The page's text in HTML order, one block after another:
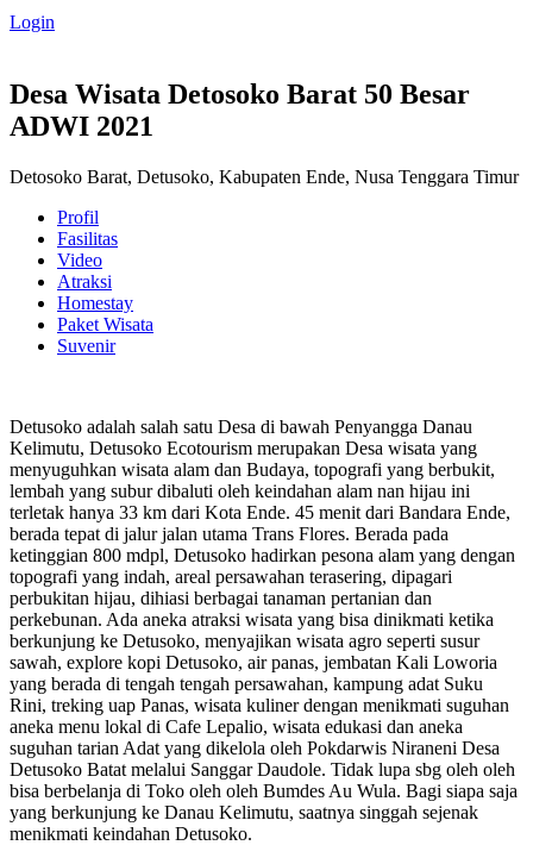
Login
Desa Wisata Detosoko Barat 50 Besar
ADWI 2021
Detosoko Barat, Detusoko, Kabupaten Ende, Nusa Tenggara Timur
Profil
Fasilitas
Video
Atraksi
Homestay
Paket Wisata
Suvenir
Detusoko adalah salah satu Desa di bawah Penyangga Danau
Kelimutu, Detusoko Ecotourism merupakan Desa wisata yang
menyuguhkan wisata alam dan Budaya, topografi yang berbukit,
lembah yang subur dibaluti oleh keindahan alam nan hijau ini
terletak hanya 33 km dari Kota Ende. 45 menit dari Bandara Ende,
berada tepat di jalur jalan utama Trans Flores. Berada pada
ketinggian 800 mdpl, Detusoko hadirkan pesona alam yang dengan
topografi yang indah, areal persawahan terasering, dipagari
perbukitan hijau, dihiasi berbagai tanaman pertanian dan
perkebunan. Ada aneka atraksi wisata yang bisa dinikmati ketika
berkunjung ke Detusoko, menyajikan wisata agro seperti susur
sawah, explore kopi Detusoko, air panas, jembatan Kali Loworia
yang berada di tengah tengah persawahan, kampung adat Suku
Rini, treking uap Panas, wisata kuliner dengan menikmati suguhan
aneka menu lokal di Cafe Lepalio, wisata edukasi dan aneka
suguhan tarian Adat yang dikelola oleh Pokdarwis Niraneni Desa
Detusoko Batat melalui Sanggar Daudole. Tidak lupa sbg oleh oleh
bisa berbelanja di Toko oleh oleh Bumdes Au Wula. Bagi siapa saja
yang berkunjung ke Danau Kelimutu, saatnya singgah sejenak
menikmati keindahan Detusoko.